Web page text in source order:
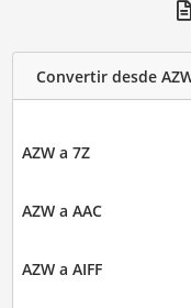
Convertir desde
AZW a 7Z
AZW a AAC
AZW a AIFF